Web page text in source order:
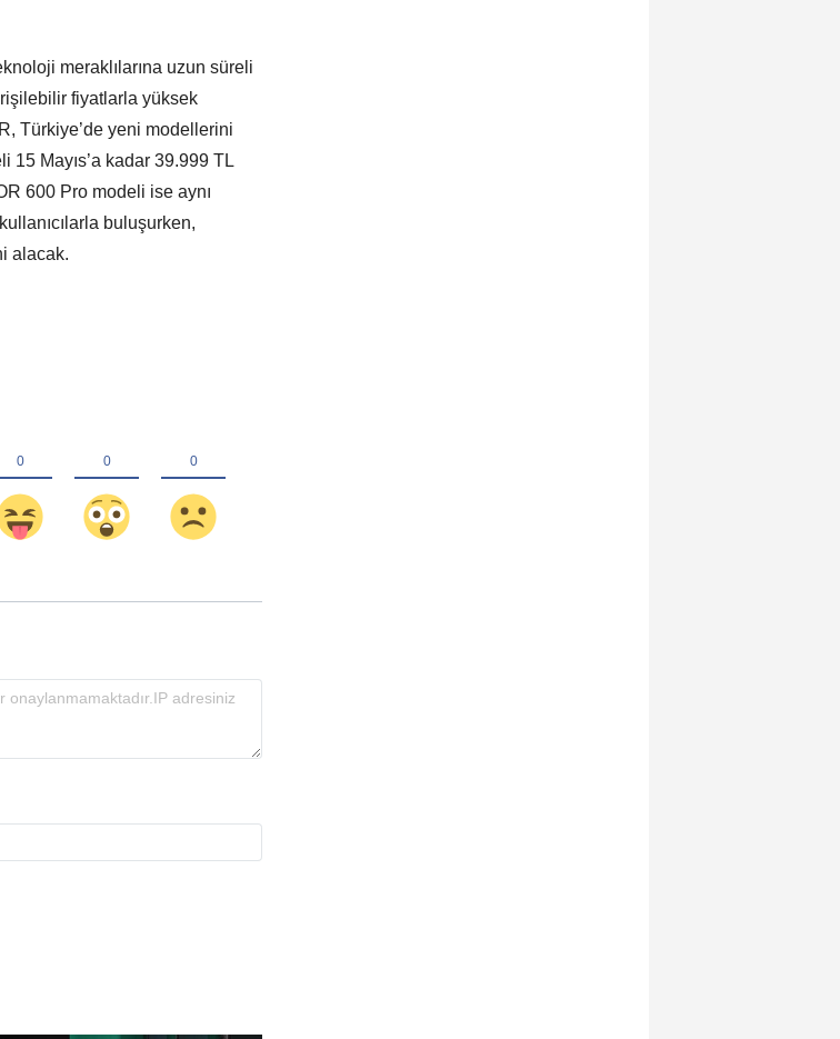
meraklılarına uzun süreli
fiyatlarla yüksek
Türkiye’de yeni modellerini
15 Mayıs’a kadar 39.999 TL
600 Pro modeli ise aynı
buluşurken,
alacak.